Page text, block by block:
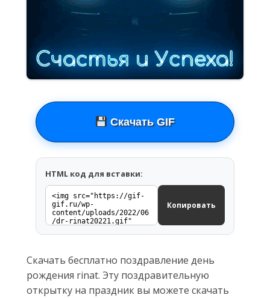
Скачать GIF
HTML код для вставки:
Копировать
Скачать бесплатно поздравление день
рождения rinat. Эту поздравительную
открытку на праздник вы можете скачать